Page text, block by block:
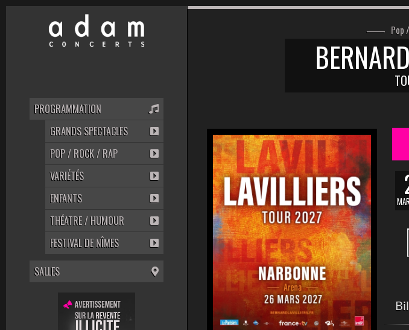
PROGRAMMATION
GRANDS SPECTACLES
POP / ROCK / RAP
VARIÉTÉS
ENFANTS
THÉATRE / HUMOUR
FESTIVAL DE NÎMES
SALLES
Pop